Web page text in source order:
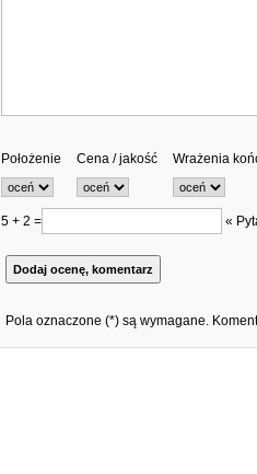
Położenie Cena / jakość Wrażenia
5 + 2 = «
Pola oznaczone (*) są wymagane.